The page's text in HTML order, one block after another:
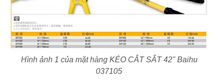
Hình ảnh 1 của mặt hàng KÉO CẮT SẮT 42" Baihu
037105